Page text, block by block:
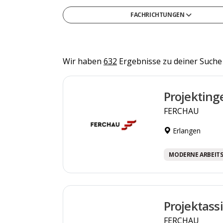
FACHRICHTUNGEN
Gesellschafts- & Sozialwissenschaften
Informatik
Ingenieurwesen & Technik
Medien, Kommunikation & Marketing
Naturwissenschaften & Mathematik
Recht, Steuern & Verwaltung
Wir haben 632 Ergebnisse zu deiner
FERCHAU
Erlangen
MODERNE
FERCHAU